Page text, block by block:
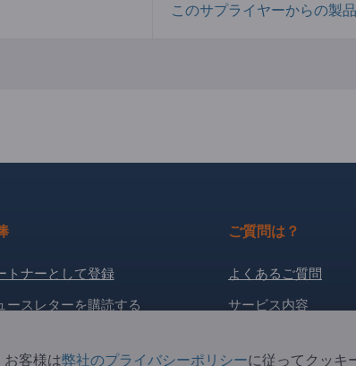
このサプライヤーからの製品
トナーとして登録
ースレターを購読する
ご質問は？
よくあるご質問
サービス内容
お客様は弊社のプライバシーポリシーに従ってクッキ